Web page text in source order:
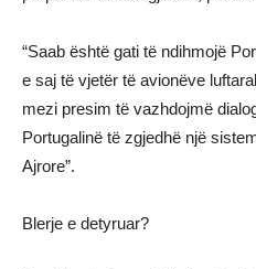
“Saab është gati të ndihmojë
e saj të vjetër të avionëve
mezi presim të vazhdojmë
Portugalinë të zgjedhë një
Ajrore”.
Blerje e detyruar?